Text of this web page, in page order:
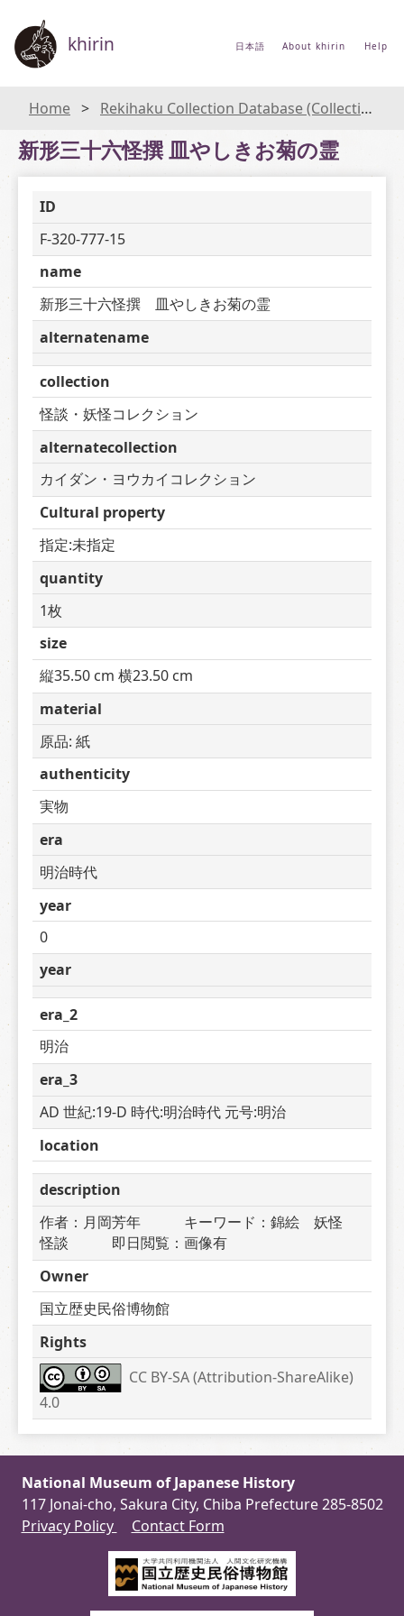
khirin 日本語 About khirin Help
Home Rekihaku Collection Database (Collections Database of the National Museum of Japanese History)
新形三十六怪撰 皿やしきお菊の霊
ID
F-320-777-15
name
新形三十六怪撰　皿やしきお菊の霊
alternatename
collection
怪談・妖怪コレクション
alternatecollection
カイダン・ヨウカイコレクション
Cultural property
指定:未指定
quantity
1枚
size
縦35.50 cm 横23.50 cm
material
原品: 紙
authenticity
実物
era
明治時代
year
0
year
era_2
明治
era_3
AD 世紀:19-D 時代:明治時代 元号:明治
location
description
作者：月岡芳年　　　キーワード：錦絵　妖怪
怪談　　　即日閲覧：画像有
Owner
国立歴史民俗博物館
Rights
CC BY-SA (Attribution-ShareAlike)
4.0
National Museum of Japanese History
117 Jonai-cho, Sakura City, Chiba Prefecture 285-8502
Privacy Policy
Contact Form